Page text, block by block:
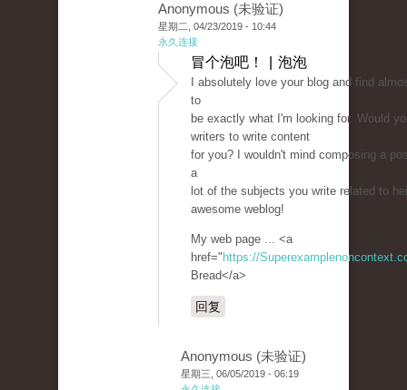
Anonymous (未验证)
星期二, 04/23/2019 - 10:44
永久连接
冒个泡吧！ | 泡泡
I absolutely love your blog and find
to
be exactly what I'm looking for. Would
writers to write content
for you? I wouldn't mind composing a
a
lot of the subjects you write related to
awesome weblog!
My web page ... <a
href=" https://
Bread</a>
回复
Anonymous (未验证)
星期三, 06/05/2019 - 06:19